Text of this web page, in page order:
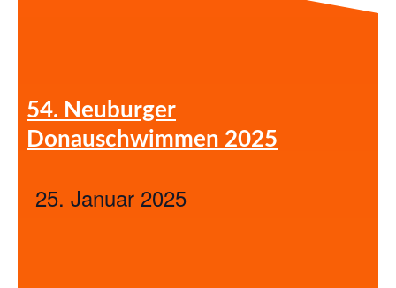
54. Neuburger
Donauschwimmen 2025
25. Januar 2025